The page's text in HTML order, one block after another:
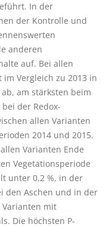
In der
der Kontrolle und
anderen
auf. Bei allen
Vergleich zu 2013 in
am stärksten beim
der Redox-
allen Varianten
2014 und 2015.
Varianten Ende
Vegetationsperiode
unter 0,2 %, in der
den Aschen und in der
mit
Die höchsten P-